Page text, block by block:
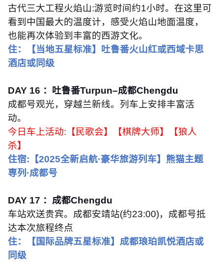
古代三大工程火焰山:游览时间约1小时。在这里可
看到中国最大的温度计，感受火焰山地面温度，
也能再次体验到丰富的西游文化。
住：【当地五星标准】吐鲁番火山红或西域卡思
酒店或同级
DAY 16 ： 吐鲁番Turpun–成都Chengdu
成都号观光，穿越兰新线。列车上安排丰富活
动。
今日车上活动: 【民歌会】【棋牌大师】【狼人
杀】
住宿: 【2025全新启航·豪华旅游列车】熊猫主题
専列·成都号
DAY 17 ： 成都Chengdu
车站欢送贵宾。成都安靖站(约23:00)，成都号抵
达本次旅程终点
住：【国际品牌五星标准】成都琅珀凯悦酒店或
同级